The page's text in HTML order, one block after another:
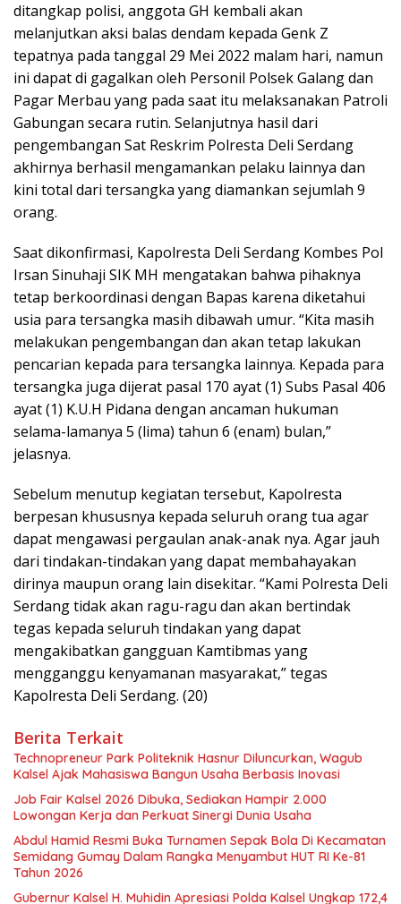
ditangkap polisi, anggota GH kembali akan
melanjutkan aksi balas dendam kepada Genk Z
tepatnya pada tanggal 29 Mei 2022 malam hari, namun
ini dapat di gagalkan oleh Personil Polsek Galang dan
Pagar Merbau yang pada saat itu melaksanakan Patroli
Gabungan secara rutin. Selanjutnya hasil dari
pengembangan Sat Reskrim Polresta Deli Serdang
akhirnya berhasil mengamankan pelaku lainnya dan
kini total dari tersangka yang diamankan sejumlah 9
orang.
Saat dikonfirmasi, Kapolresta Deli Serdang Kombes Pol
Irsan Sinuhaji SIK MH mengatakan bahwa pihaknya
tetap berkoordinasi dengan Bapas karena diketahui
usia para tersangka masih dibawah umur. “Kita masih
melakukan pengembangan dan akan tetap lakukan
pencarian kepada para tersangka lainnya. Kepada para
tersangka juga dijerat pasal 170 ayat (1) Subs Pasal 406
ayat (1) K.U.H Pidana dengan ancaman hukuman
selama-lamanya 5 (lima) tahun 6 (enam) bulan,”
jelasnya.
Sebelum menutup kegiatan tersebut, Kapolresta
berpesan khususnya kepada seluruh orang tua agar
dapat mengawasi pergaulan anak-anak nya. Agar jauh
dari tindakan-tindakan yang dapat membahayakan
dirinya maupun orang lain disekitar. “Kami Polresta Deli
Serdang tidak akan ragu-ragu dan akan bertindak
tegas kepada seluruh tindakan yang dapat
mengakibatkan gangguan Kamtibmas yang
mengganggu kenyamanan masyarakat,” tegas
Kapolresta Deli Serdang. (20)
Berita Terkait
Technopreneur Park Politeknik Hasnur Diluncurkan, Wagub
Kalsel Ajak Mahasiswa Bangun Usaha Berbasis Inovasi
Job Fair Kalsel 2026 Dibuka, Sediakan Hampir 2.000
Lowongan Kerja dan Perkuat Sinergi Dunia Usaha
Abdul Hamid Resmi Buka Turnamen Sepak Bola Di Kecamatan
Semidang Gumay Dalam Rangka Menyambut HUT RI Ke-81
Tahun 2026
Gubernur Kalsel H. Muhidin Apresiasi Polda Kalsel Ungkap 172,4